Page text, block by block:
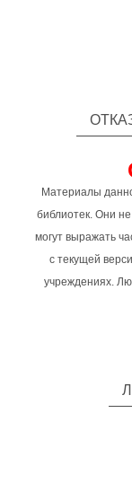
Материалы
библиотек. Они
могут выражать
с текущей
учреждениях.